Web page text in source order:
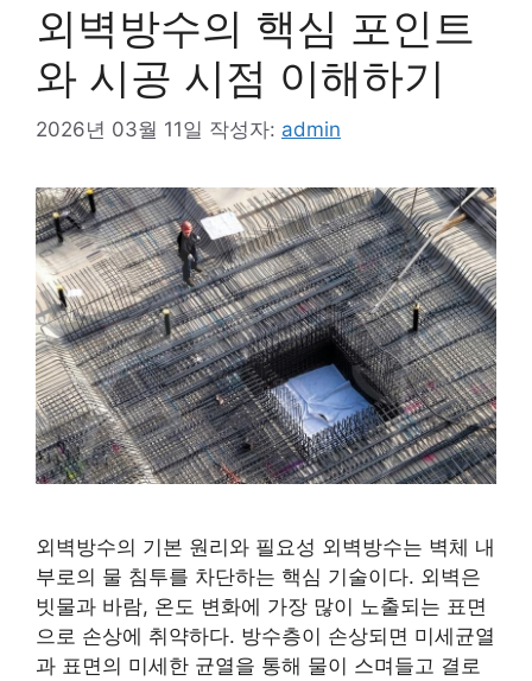
외벽방수의 핵심 포인트
와 시공 시점 이해하기
2026년 03월 11일 작성자: admin
외벽방수의 기본 원리와 필요성 외벽방수는 벽체 내
부로의 물 침투를 차단하는 핵심 기술이다. 외벽은
빗물과 바람, 온도 변화에 가장 많이 노출되는 표면
으로 손상에 취약하다. 방수층이 손상되면 미세균열
과 표면의 미세한 균열을 통해 물이 스며들고 결로